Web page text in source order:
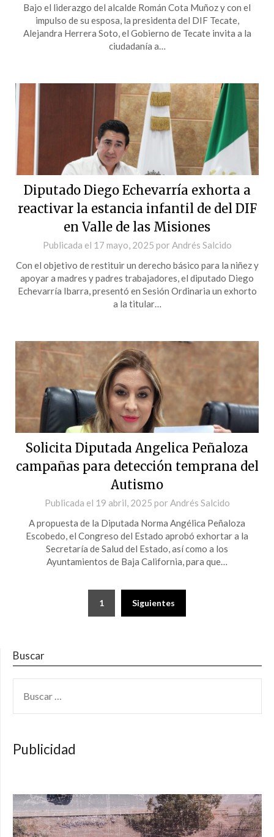
Bajo el liderazgo del alcalde Román Cota Muñoz y con el
impulso de su esposa, la presidenta del DIF Tecate,
Alejandra Herrera Soto, el Gobierno de Tecate invita a la
ciudadanía a…
Diputado Diego Echevarría exhorta a
reactivar la estancia infantil de del DIF
en Valle de las Misiones
Publicada el 17 mayo, 2025 por Andrés Salcido
Con el objetivo de restituir un derecho básico para la niñez y
apoyar a madres y padres trabajadores, el diputado Diego
Echevarría Ibarra, presentó en Sesión Ordinaria un exhorto
a la titular…
Solicita Diputada Angelica Peñaloza
campañas para detección temprana del
Autismo
Publicada el 19 abril, 2025 por Andrés Salcido
A propuesta de la Diputada Norma Angélica Peñaloza
Escobedo, el Congreso del Estado aprobó exhortar a la
Secretaría de Salud del Estado, así como a los
Ayuntamientos de Baja California, para que…
1 Siguientes
Buscar
Publicidad